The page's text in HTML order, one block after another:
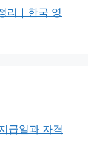
리｜한국 영
급일과 자격